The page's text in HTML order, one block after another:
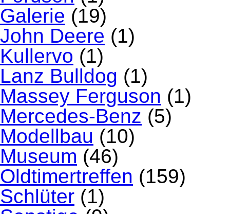
Galerie (19)
John Deere (1)
Kullervo (1)
Lanz Bulldog (1)
Massey Ferguson (1)
Mercedes-Benz (5)
Modellbau (10)
Museum (46)
Oldtimertreffen (159)
Schlüter (1)